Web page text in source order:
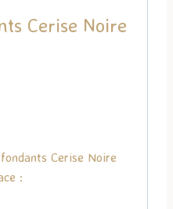
Cerise Noire
Cerise Noire
: